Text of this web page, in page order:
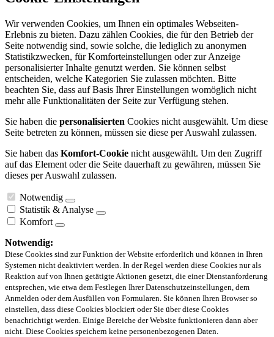
Wir verwenden Cookies, um Ihnen ein optimales Webseiten-
Erlebnis zu bieten. Dazu zählen Cookies, die für den Betrieb der
Seite notwendig sind, sowie solche, die lediglich zu anonymen
Statistikzwecken, für Komforteinstellungen oder zur Anzeige
personalisierter Inhalte genutzt werden. Sie können selbst
entscheiden, welche Kategorien Sie zulassen möchten. Bitte
beachten Sie, dass auf Basis Ihrer Einstellungen womöglich nicht
mehr alle Funktionalitäten der Seite zur Verfügung stehen.
Sie haben die personalisierten Cookies nicht ausgewählt. Um diese
Seite betreten zu können, müssen sie diese per Auswahl zulassen.
Sie haben das Komfort-Cookie nicht ausgewählt. Um den Zugriff
auf das Element oder die Seite dauerhaft zu gewähren, müssen Sie
dieses per Auswahl zulassen.
Notwendig
Statistik & Analyse
Komfort
Notwendig:
Diese Cookies sind zur Funktion der Website erforderlich und können in Ihren
Systemen nicht deaktiviert werden. In der Regel werden diese Cookies nur als
Reaktion auf von Ihnen getätigte Aktionen gesetzt, die einer Dienstanforderung
entsprechen, wie etwa dem Festlegen Ihrer Datenschutzeinstellungen, dem
Anmelden oder dem Ausfüllen von Formularen. Sie können Ihren Browser so
einstellen, dass diese Cookies blockiert oder Sie über diese Cookies
benachrichtigt werden. Einige Bereiche der Website funktionieren dann aber
nicht. Diese Cookies speichern keine personenbezogenen Daten.